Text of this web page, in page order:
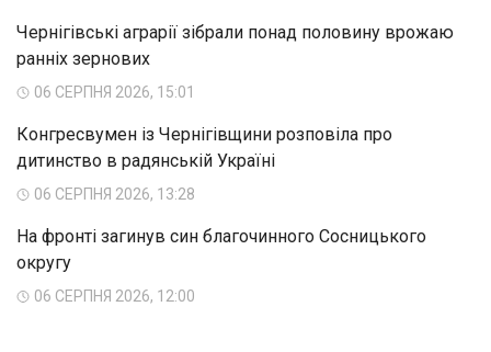
Чернігівські аграрії зібрали понад половину врожаю
ранніх зернових
06 СЕРПНЯ 2026, 15:01
Конгресвумен із Чернігівщини розповіла про
дитинство в радянській Україні
06 СЕРПНЯ 2026, 13:28
На фронті загинув син благочинного Сосницького
округу
06 СЕРПНЯ 2026, 12:00